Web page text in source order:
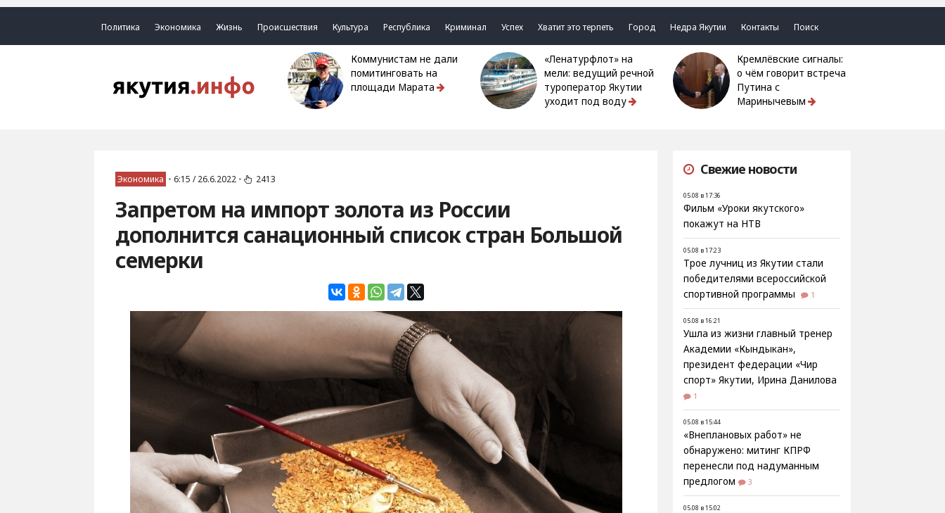
Политика Экономика Жизнь Происшествия Культура Республика Криминал Успех Хватит это терпеть Город Недра Якутии Контакты Поиск
Коммунистам не дали
помитинговать на
площади Марата
«Ленатурфлот» на
мели: ведущий речной
туроператор Якутии
уходит под воду
Кремлёвские сигналы:
о чём говорит встреча
Путина с
Маринычевым
Экономика • 6:15 / 26.6.2022 • 2413
Запретом на импорт золота из России
дополнится санационный список стран Большой
семерки
Свежие новости
05.08 в 17:36
Фильм «Уроки якутского»
покажут на НТВ
05.08 в 17:23
Трое лучниц из Якутии стали
победителями всероссийской
спортивной программы
1
05.08 в 16:21
Ушла из жизни главный тренер
Академии «Кындыкан»,
президент федерации «Чир
спорт» Якутии, Ирина Данилова
1
05.08 в 15:44
«Внеплановых работ» не
обнаружено: митинг КПРФ
перенесли под надуманным
предлогом
3
05.08 в 15:02